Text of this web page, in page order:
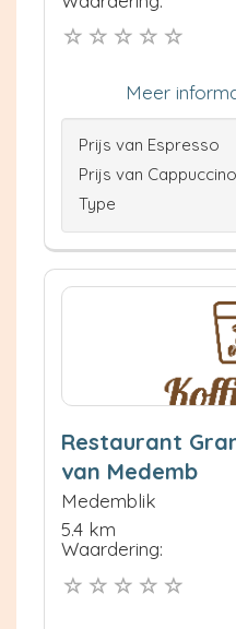
Meer
Prijs van Espresso
Prijs van Cappuccino
Type
Restaurant
van Medemb
Medemblik
5.4 km
Waardering: